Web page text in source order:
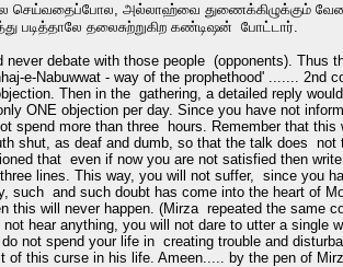
செய்வதைப்போல, அல்லாஹ்வை துணைக்கிழுக்கும்
படித்தாலே தலைசுற்றுகிற கண்டிஷன் போட்டார்.
never debate with those people (opponents).
e-Nabuwwat - way of the prophethood' .......
Then in the gathering, a detailed reply
ONE objection per day. Since you have not
spend more than three hours. Remember that
shut, as deaf and dumb, so that the talk does
that even if now you are not satisfied then
lines. This way, you will not suffer, since you
such and such doubt has come into the heart of
this will never happen. (Mirza repeated the
not hear anything, you will not dare to utter a
not spend your life in creating trouble and
this curse in his life. Ameen..... by the pen of